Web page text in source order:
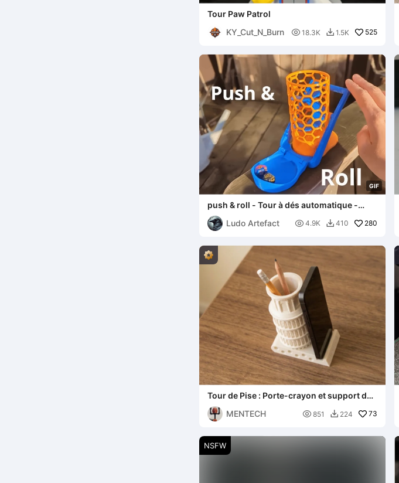
Tour Paw Patrol
KY_Cut_N_Burn
 18.3K  1.5K 525
GIF
push & roll - Tour à dés automatique -
style carbone
Ludo Artefact
 4.9K  410 280
Tour de Pise : Porte-crayon et support de
téléphone (Personnalisable)
MENTECH
 851  224 73
NSFW